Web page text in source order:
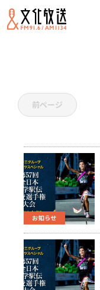
前ページ
お知らせ